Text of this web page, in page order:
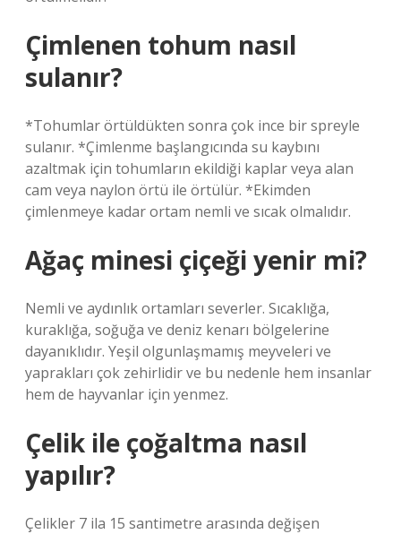
Çimlenen tohum nasıl
sulanır?
*Tohumlar örtüldükten sonra çok ince bir spreyle
sulanır. *Çimlenme başlangıcında su kaybını
azaltmak için tohumların ekildiği kaplar veya alan
cam veya naylon örtü ile örtülür. *Ekimden
çimlenmeye kadar ortam nemli ve sıcak olmalıdır.
Ağaç minesi çiçeği yenir mi?
Nemli ve aydınlık ortamları severler. Sıcaklığa,
kuraklığa, soğuğa ve deniz kenarı bölgelerine
dayanıklıdır. Yeşil olgunlaşmamış meyveleri ve
yaprakları çok zehirlidir ve bu nedenle hem insanlar
hem de hayvanlar için yenmez.
Çelik ile çoğaltma nasıl
yapılır?
Çelikler 7 ila 15 santimetre arasında değişen